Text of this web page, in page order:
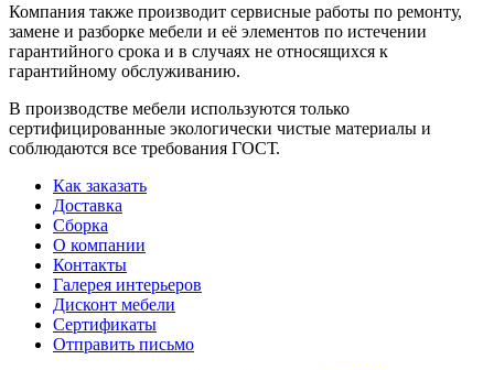
Компания также производит сервисные работы по ремонту,
замене и разборке мебели и её элементов по истечении
гарантийного срока и в случаях не относящихся к
гарантийному обслуживанию.
В производстве мебели используются только
сертифицированные экологически чистые материалы и
соблюдаются все требования ГОСТ.
Как заказать
Доставка
Сборка
О компании
Контакты
Галерея интерьеров
Дисконт мебели
Сертификаты
Отправить письмо